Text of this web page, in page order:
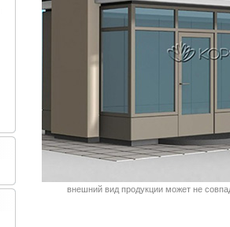
внешний вид продукции может не